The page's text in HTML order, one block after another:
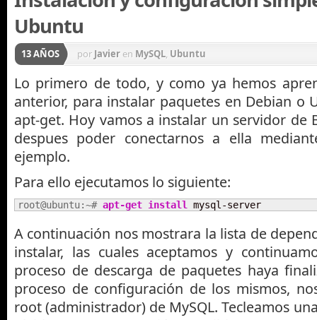
Ubuntu
13 AÑOS por Javier en MySQL, Ubuntu
Lo primero de todo, y como ya hemos
anterior, para instalar paquetes en Debian o
apt-get. Hoy vamos a instalar un servidor de
despues poder conectarnos a ella
ejemplo.
Para ello ejecutamos lo siguiente:
root@ubuntu:~# apt-get install mysql-server
A continuación nos mostrara la lista de
instalar, las cuales aceptamos y
proceso de descarga de paquetes haya
proceso de configuración de los mismos,
root (administrador) de MySQL. Tecleamos